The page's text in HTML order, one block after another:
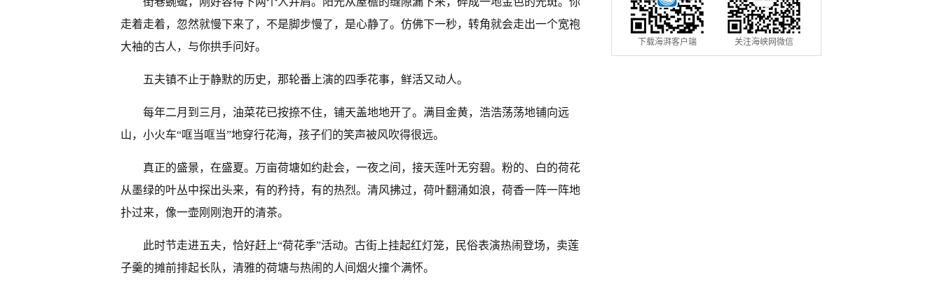
走着走着，忽然就慢下来了，不是脚步慢了，是心静了。仿佛下一秒，转角就会走出一个宽袍
大袖的古人，与你拱手问好。
五夫镇不止于静默的历史，那轮番上演的四季花事，鲜活又动人。
每年二月到三月，油菜花已按捺不住，铺天盖地地开了。满目金黄，浩浩荡荡地铺向远
山，小火车“哐当哐当”地穿行花海，孩子们的笑声被风吹得很远。
真正的盛景，在盛夏。万亩荷塘如约赴会，一夜之间，接天莲叶无穷碧。粉的、白的荷花
从墨绿的叶丛中探出头来，有的矜持，有的热烈。清风拂过，荷叶翻涌如浪，荷香一阵一阵地
扑过来，像一壶刚刚泡开的清茶。
此时节走进五夫，恰好赶上“荷花季”活动。古街上挂起红灯笼，民俗表演热闹登场，卖莲
子羹的摊前排起长队，清雅的荷塘与热闹的人间烟火撞个满怀。
下载海湃客户端 关注海峡网微信